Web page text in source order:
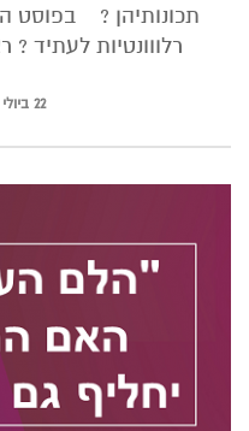
תכונותיהן ? בפוסט
רלווונטיות לעתיד
22 ביולי 2017